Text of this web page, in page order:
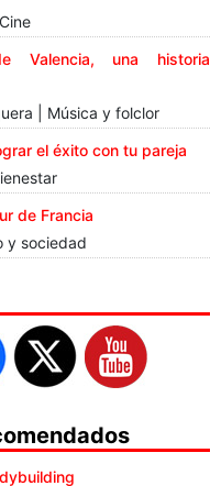
Valencia, una historia
| Música y folclor
el éxito con tu pareja
de Francia
y sociedad